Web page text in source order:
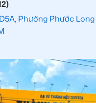
Phường Phước Long